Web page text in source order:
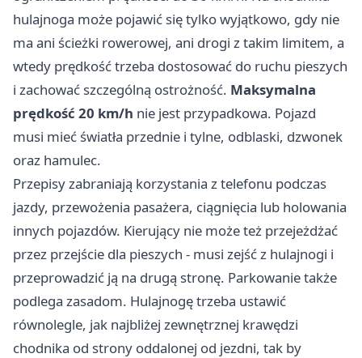
hulajnoga może pojawić się tylko wyjątkowo, gdy nie
ma ani ścieżki rowerowej, ani drogi z takim limitem, a
wtedy prędkość trzeba dostosować do ruchu pieszych
i zachować szczególną ostrożność. Maksymalna
prędkość 20 km/h nie jest przypadkowa. Pojazd
musi mieć światła przednie i tylne, odblaski, dzwonek
oraz hamulec.
Przepisy zabraniają korzystania z telefonu podczas
jazdy, przewożenia pasażera, ciągnięcia lub holowania
innych pojazdów. Kierujący nie może też przejeżdżać
przez przejście dla pieszych - musi zejść z hulajnogi i
przeprowadzić ją na drugą stronę. Parkowanie także
podlega zasadom. Hulajnogę trzeba ustawić
równolegle, jak najbliżej zewnętrznej krawędzi
chodnika od strony oddalonej od jezdni, tak by